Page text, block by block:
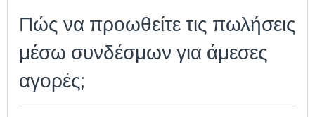
Πώς να προωθείτε τις πωλήσεις
μέσω συνδέσμων για άμεσες
αγορές;